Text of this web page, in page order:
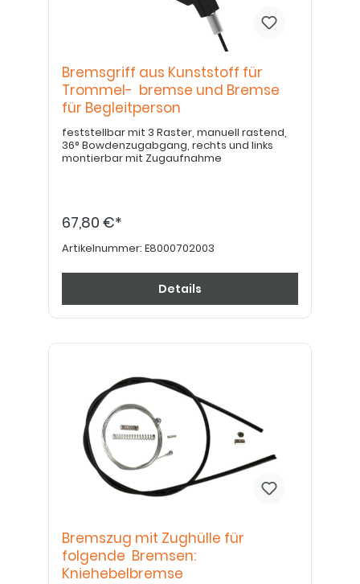
Bremsgriff aus Kunststoff für
Trommel- bremse und Bremse
für Begleitperson
feststellbar mit 3 Raster, manuell rastend,
36° Bowdenzugabgang, rechts und links
montierbar mit Zugaufnahme
67,80 €*
Artikelnummer: E8000702003
Details
Bremszug mit Zughülle für
folgende Bremsen:
Kniehebelbremse